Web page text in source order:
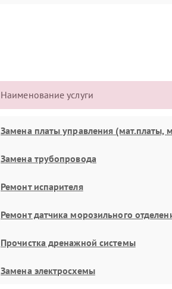
Наименование услуги
Замена платы управления (мат.платы,
Замена трубопровода
Ремонт испарителя
Ремонт датчика морозильного
Прочистка дренажной системы
Замена электросхемы